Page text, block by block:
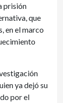
prisión
que
en el marco
ya dejó su
por el